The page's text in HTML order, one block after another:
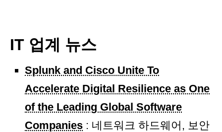
IT 업계 뉴스
Splunk and Cisco Unite To
Accelerate Digital Resilience as One
of the Leading Global Software
Companies : 네트워크 하드웨어, 보안